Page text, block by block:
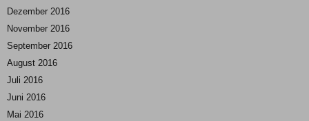
Dezember 2016
November 2016
September 2016
August 2016
Juli 2016
Juni 2016
Mai 2016